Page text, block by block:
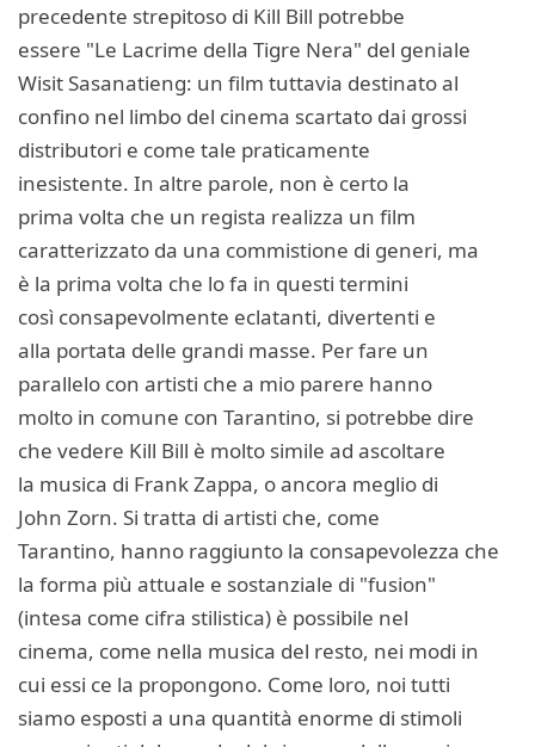
precedente strepitoso di Kill Bill potrebbe
essere "Le Lacrime della Tigre Nera" del geniale
Wisit Sasanatieng: un film tuttavia destinato al
confino nel limbo del cinema scartato dai grossi
distributori e come tale praticamente
inesistente. In altre parole, non è certo la
prima volta che un regista realizza un film
caratterizzato da una commistione di generi, ma
è la prima volta che lo fa in questi termini
così consapevolmente eclatanti, divertenti e
alla portata delle grandi masse. Per fare un
parallelo con artisti che a mio parere hanno
molto in comune con Tarantino, si potrebbe dire
che vedere Kill Bill è molto simile ad ascoltare
la musica di Frank Zappa, o ancora meglio di
John Zorn. Si tratta di artisti che, come
Tarantino, hanno raggiunto la consapevolezza che
la forma più attuale e sostanziale di "fusion"
(intesa come cifra stilistica) è possibile nel
cinema, come nella musica del resto, nei modi in
cui essi ce la propongono. Come loro, noi tutti
siamo esposti a una quantità enorme di stimoli